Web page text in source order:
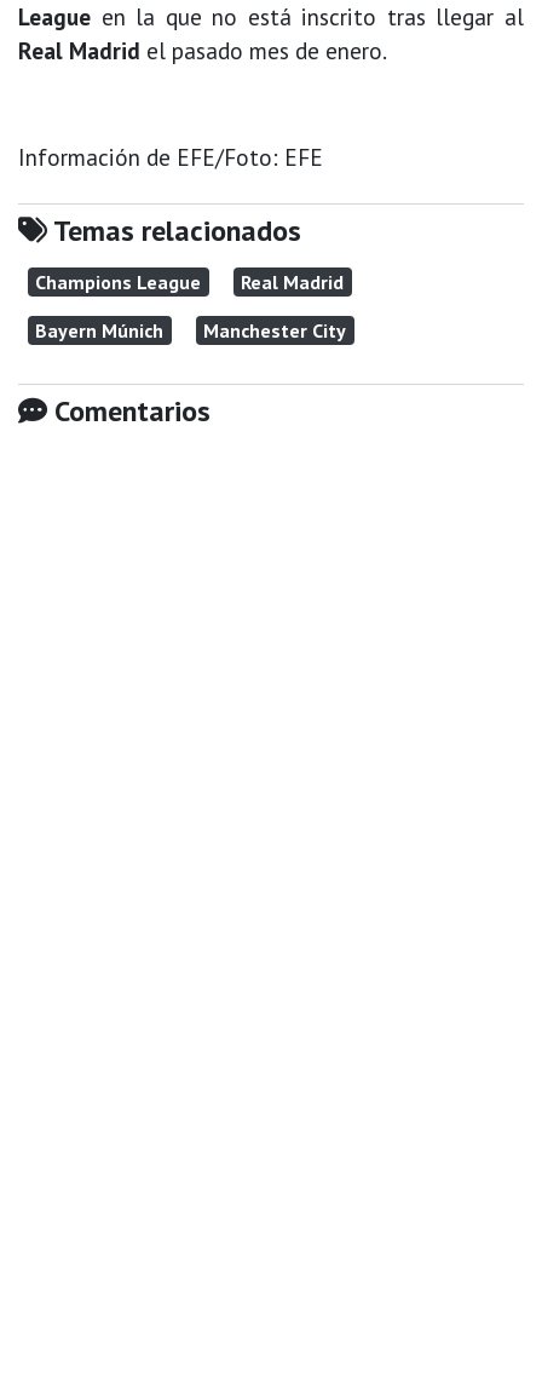
League en la que no está inscrito tras llegar al
Real Madrid el pasado mes de enero.
Información de EFE/Foto: EFE
Temas relacionados
Champions League
Real Madrid
Bayern Múnich
Manchester City
Comentarios